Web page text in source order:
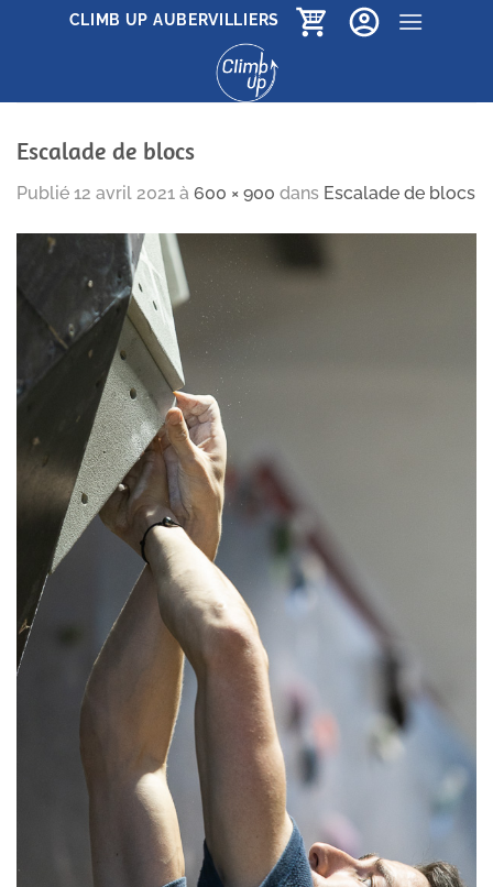
CLIMB UP AUBERVILLIERS
Escalade de blocs
Publié 12 avril 2021 à 600 × 900 dans Escalade de blocs